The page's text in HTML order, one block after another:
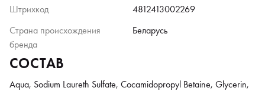
Штрихкод
4812413002269
Страна происхождения
бренда
Беларусь
СОСТАВ
Aqua, Sodium Laureth Sulfate, Cocamidopropyl Betaine, Glycerin,